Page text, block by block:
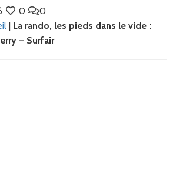
0
0
| La rando, les pieds dans le vide :
– Surfair